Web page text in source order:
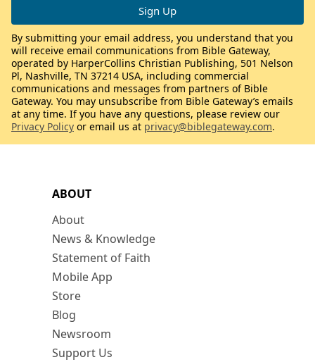
ABOUT
About
News & Knowledge
Statement of Faith
Mobile App
Store
Blog
Newsroom
Support Us
By submitting your email address, you understand that you
will receive email communications from Bible Gateway,
operated by HarperCollins Christian Publishing, 501 Nelson
Pl, Nashville, TN 37214 USA, including commercial
communications and messages from partners of Bible
Gateway. You may unsubscribe from Bible Gateway’s emails
at any time. If you have any questions, please review our
Privacy Policy or email us at privacy@biblegateway.com.